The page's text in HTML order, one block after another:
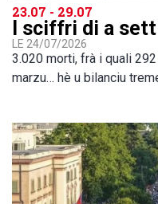
23.07 - 29.07
I sciffri di a
LE 24/07/2026
3.020 morti, frà i quali
marzu… hè u bilanciu